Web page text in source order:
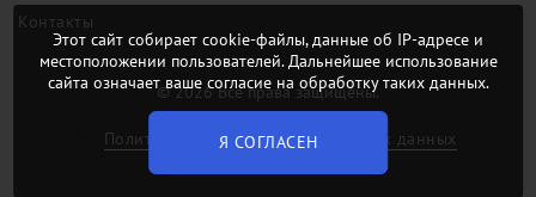
Контакты
© 2026 Все права защищены.
Политика обработки персональных данных
Этот сайт собирает cookie-файлы, данные об IP-адресе и
местоположении пользователей. Дальнейшее использование
сайта означает ваше согласие на обработку таких данных.
Я СОГЛАСЕН